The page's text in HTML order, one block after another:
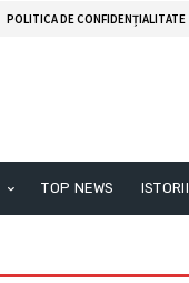
POLITICA DE CONFIDENȚIALITATE
TOP NEWS ISTORII